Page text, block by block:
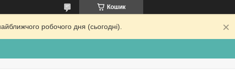
Кошик
робочого дня (сьогодні).